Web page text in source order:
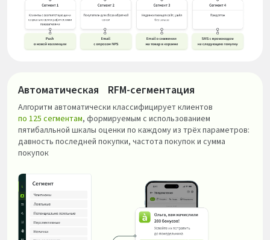
Автоматическая RFM-сегментация
Алгоритм автоматически классифицирует клиентов
по 125 сегментам, формируемым с использованием
пятибалльной шкалы оценки по каждому из трёх параметров:
давность последней покупки, частота покупок и сумма
покупок